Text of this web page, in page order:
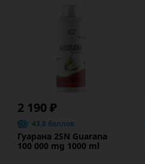
2 190 ₽
43.8 баллов
Гуарана 2SN Guarana
100 000 mg 1000 ml